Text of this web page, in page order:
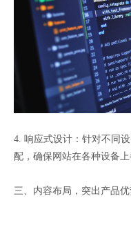
4. 响应式设计：针对不同
配，确保网站在各种设备上
三、内容布局，突出产品